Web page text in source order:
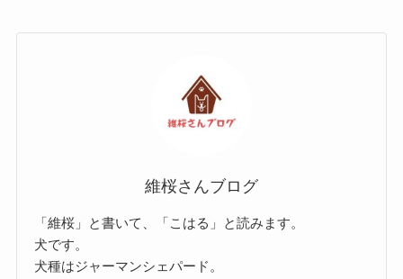
維桜さんブログ
「維桜」と書いて、「こはる」と読みます。
犬です。
犬種はジャーマンシェパード。